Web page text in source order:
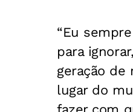
“Eu
para
geração de
lugar do